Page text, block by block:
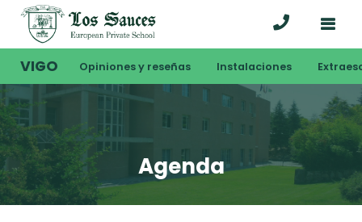
VIGO Opiniones y reseñas Instalaciones
Agenda